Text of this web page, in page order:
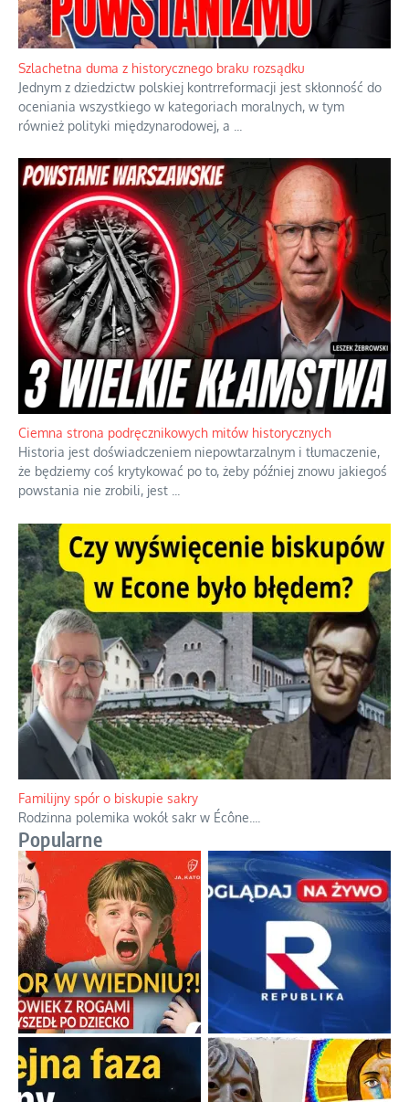
Ekspresowy kurs zbawienia z rodzinną katastrofą
Dramatyczne skutki skrajnej nadgorliwości we wspólnocie.
Szlachetna duma z historycznego braku rozsądku
Jednym z dziedzictw polskiej kontrreformacji jest skłonność do
oceniania wszystkiego w kategoriach moralnych, w tym
również polityki międzynarodowej, a...
Ciemna strona podręcznikowych mitów historycznych
Historia jest doświadczeniem niepowtarzalnym i tłumaczenie,
że będziemy coś krytykować po to, żeby później znowu jakiegoś
powstania nie zrobili, jest...